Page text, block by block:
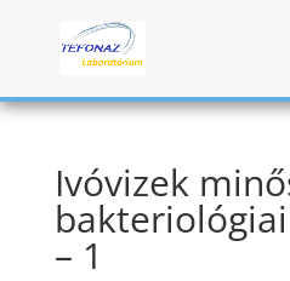
Ivóvizek
– 1